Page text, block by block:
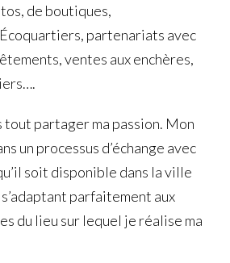
de boutiques,
partenariats avec
ventes aux enchères,
tout partager ma passion. Mon
un processus d’échange avec
soit disponible dans la ville
parfaitement aux
du lieu sur lequel je réalise ma